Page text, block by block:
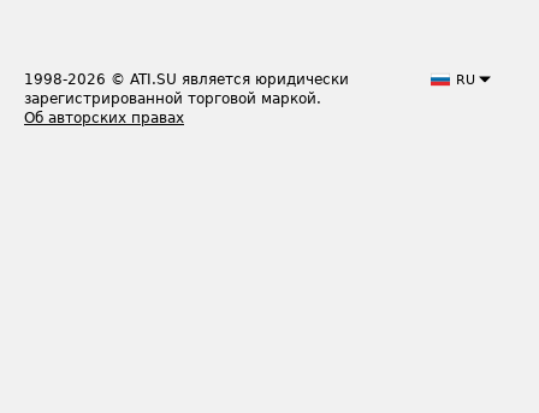
1998-2026 © ATI.SU является юридически
зарегистрированной торговой маркой.
Об авторских правах
RU